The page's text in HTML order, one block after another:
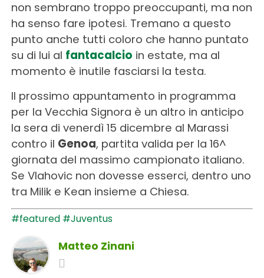
non sembrano troppo preoccupanti, ma non
ha senso fare ipotesi. Tremano a questo
punto anche tutti coloro che hanno puntato
su di lui al fantacalcio in estate, ma al
momento è inutile fasciarsi la testa.
Il prossimo appuntamento in programma
per la Vecchia Signora è un altro in anticipo
la sera di venerdì 15 dicembre al Marassi
contro il Genoa, partita valida per la 16^
giornata del massimo campionato italiano.
Se Vlahovic non dovesse esserci, dentro uno
tra Milik e Kean insieme a Chiesa.
#featured #Juventus
Matteo Zinani